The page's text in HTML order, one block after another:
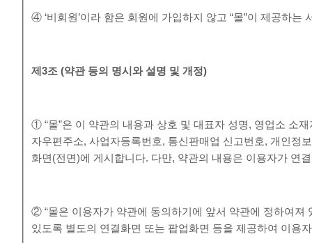
④ ‘비회원’이라 함은 회원에 가입하지 않고 “몰”이 제공하는
제3조(약관 등의 명시와 설명 및 개정)
① “몰”은 이 약관의 내용과 상호 및 대표자 성명, 영업소 소
자우편주소, 사업자등록번호, 통신판매업 신고번호, 개인정
화면(전면)에 게시합니다. 다만, 약관의 내용은 이용자가 연
② “몰은 이용자가 약관에 동의하기에 앞서 약관에 정하여져
있도록 별도의 연결화면 또는 팝업화면 등을 제공하여 이용